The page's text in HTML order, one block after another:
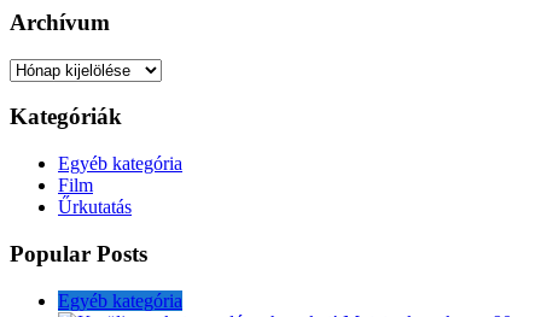
Archívum
Archívum
Kategóriák
Egyéb kategória
Film
Űrkutatás
Popular Posts
Egyéb kategória